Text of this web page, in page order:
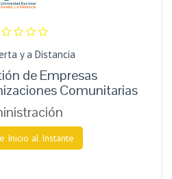
y a Distancia
de Empresas
Comunitarias
Inicio al Instante